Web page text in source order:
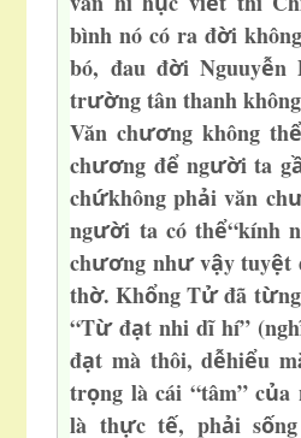
bình nó có ra đời
bó, đau đời Nguuyễn
trường tân thanh không
Văn chương không thể
chương đểngười ta g
chứkhông phải văn ch
người ta có thể“kính
chương nhưvậy tuyệt
thờ. Khổng Tửđã từ
“Từđạt nhi dĩ hí” (
đạt mà thôi, dễhiểu
trọng là cái “tâm” của
là thực tế, phải số